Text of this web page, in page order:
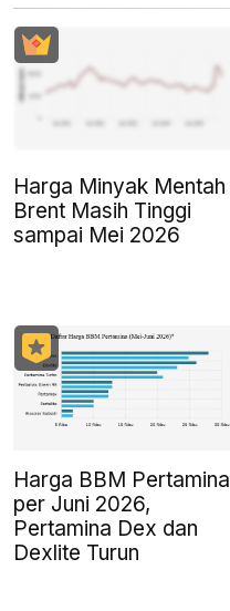
Harga Minyak Mentah
Brent Masih Tinggi
sampai Mei 2026
Harga BBM Pertamina
per Juni 2026,
Pertamina Dex dan
Dexlite Turun